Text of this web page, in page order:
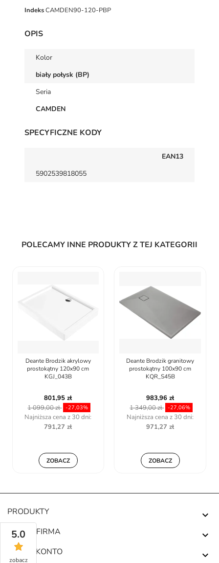
IndeksCAMDEN90-120-PBP
OPIS
Kolor
biały połysk (BP)
Seria
CAMDEN
SPECYFICZNE KODY
EAN13
5902539818055
POLECAMY INNE PRODUKTY Z TEJ KATEGORII
Deante Brodzik akrylowy
prostokątny 120x90 cm
KGJ_043B
801,95 zł
1 099,00 zł -27,03%
Najniższa cena z 30 dni:
791,27 zł
ZOBACZ
Deante Brodzik granitowy
prostokątny 100x90 cm
KQR_S45B
983,96 zł
1 349,00 zł -27,06%
Najniższa cena z 30 dni:
971,27 zł
ZOBACZ
PRODUKTY 
NASZA FIRMA 
TWOJE KONTO 
5.0
zobacz